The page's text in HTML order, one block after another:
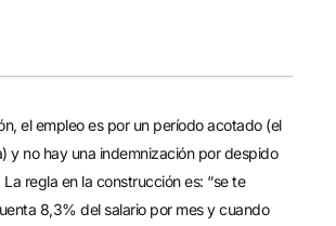
el empleo es por un período acotado (el
y no hay una indemnización por despido
regla en la construcción es: “se te
8,3% del salario por mes y cuando